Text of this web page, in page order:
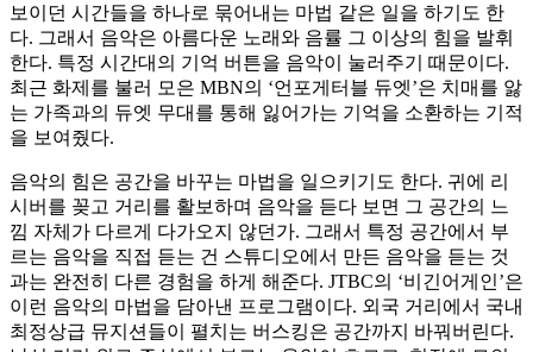
보이던 시간들을 하나로 묶어내는 마법 같은 일을 하기도 한
다. 그래서 음악은 아름다운 노래와 음률 그 이상의 힘을 발휘
한다. 특정 시간대의 기억 버튼을 음악이 눌러주기 때문이다.
최근 화제를 불러 모은 MBN의 ‘언포게터블 듀엣’은 치매를 앓
는 가족과의 듀엣 무대를 통해 잃어가는 기억을 소환하는 기적
을 보여줬다.
음악의 힘은 공간을 바꾸는 마법을 일으키기도 한다. 귀에 리
시버를 꽂고 거리를 활보하며 음악을 듣다 보면 그 공간의 느
낌 자체가 다르게 다가오지 않던가. 그래서 특정 공간에서 부
르는 음악을 직접 듣는 건 스튜디오에서 만든 음악을 듣는 것
과는 완전히 다른 경험을 하게 해준다. JTBC의 ‘비긴어게인’은
이런 음악의 마법을 담아낸 프로그램이다. 외국 거리에서 국내
최정상급 뮤지션들이 펼치는 버스킹은 공간까지 바꿔버린다.